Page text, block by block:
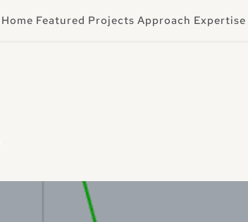
Home Featured Projects Approach Expertise